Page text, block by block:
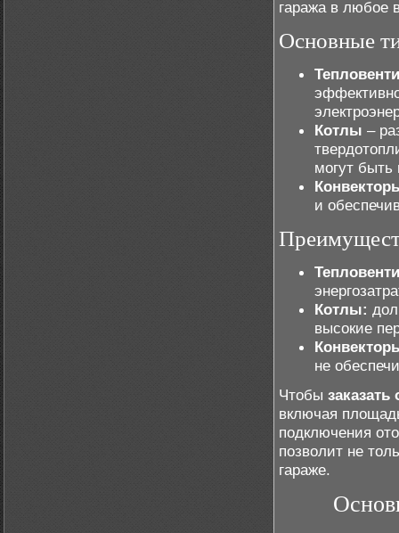
гаража в любое
Основные
Котлы –
могут
и
Котлы:
высокие
не
Чтобы заказать
включая
подключения
позволит не
гараже.